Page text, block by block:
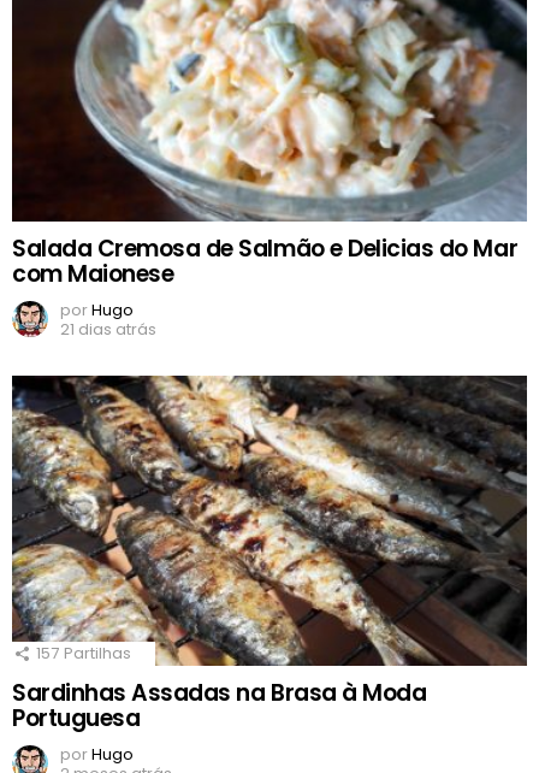
Salada Cremosa de Salmão e Delicias do Mar
com Maionese
porHugo
21 dias atrás
157 Partilhas
Sardinhas Assadas na Brasa à Moda
Portuguesa
porHugo